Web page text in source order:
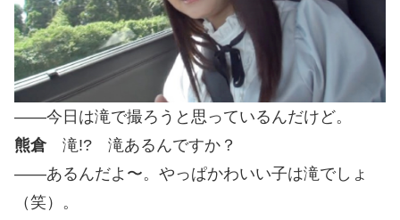
――今日は滝で撮ろうと思っているんだけど。
熊倉 滝!? 滝あるんですか？
――あるんだよ〜。やっぱかわいい子は滝でしょ
（笑）。